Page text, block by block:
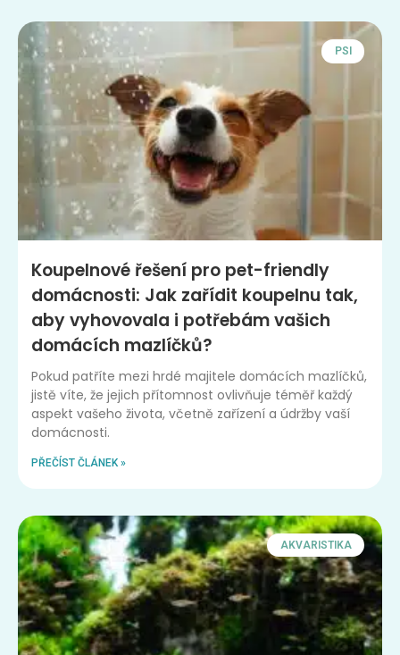
PSI
Koupelnové řešení pro pet-friendly
domácnosti: Jak zařídit koupelnu tak,
aby vyhovovala i potřebám vašich
domácích mazlíčků?
Pokud patříte mezi hrdé majitele domácích mazlíčků,
jistě víte, že jejich přítomnost ovlivňuje téměř každý
aspekt vašeho života, včetně zařízení a údržby vaší
domácnosti.
PŘEČÍST ČLÁNEK »
AKVARISTIKA